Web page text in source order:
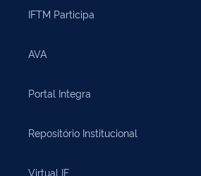
IFTM Participa
AVA
Portal Integra
Repositório Institucional
Virtual IF